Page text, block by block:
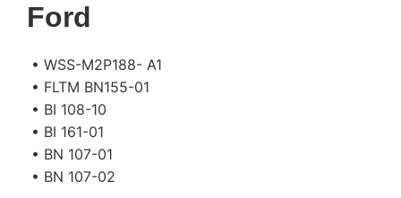
Ford
• WSS-M2P188- A1
• FLTM BN155-01
• BI 108-10
• BI 161-01
• BN 107-01
• BN 107-02